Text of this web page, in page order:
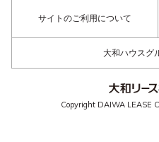
サイトのご利用について
大和ハウスグ
Copyright DAIWA LEASE